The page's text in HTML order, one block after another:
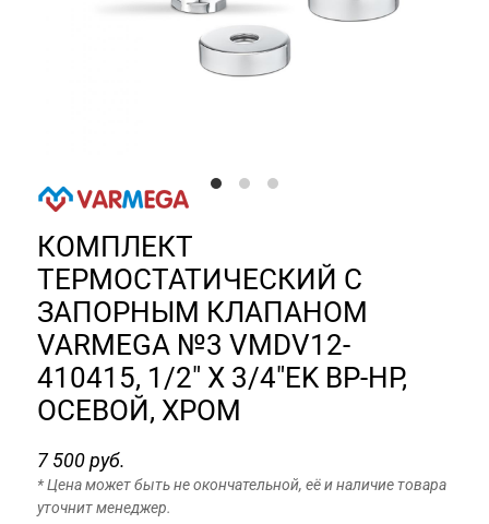
КОМПЛЕКТ
ТЕРМОСТАТИЧЕСКИЙ С
ЗАПОРНЫМ КЛАПАНОМ
VARMEGA №3 VMDV12-
410415, 1/2" X 3/4"EK ВР-НР,
ОСЕВОЙ, ХРОМ
7 500 руб.
* Цена может быть не окончательной, её и наличие товара
уточнит менеджер.